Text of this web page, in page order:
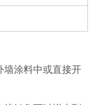
墙涂料中或直接开